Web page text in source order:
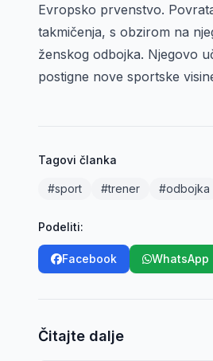
Evropsko prvenstvo.
takmičenja, s obzirom na
ženskog odbojka. Njegovo
postigne nove sportske
Tagovi članka
#sport #trener #odbojka
Podeliti:
Facebook WhatsApp
Čitajte dalje